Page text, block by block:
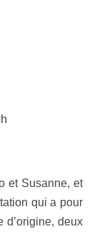
et Susanne, et
qui a pour
d’origine, deux